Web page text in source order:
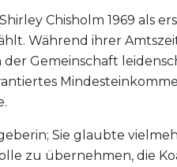
Chisholm 1969 als
Während ihrer
der Gemeinschaft
Sie glaubte
zu übernehmen, die